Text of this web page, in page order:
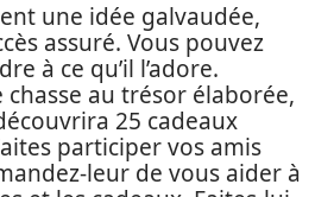
une idée galvaudée,
assuré. Vous pouvez
à ce qu’il l’adore.
au trésor élaborée,
25 cadeaux
participer vos amis
leur de vous aider à